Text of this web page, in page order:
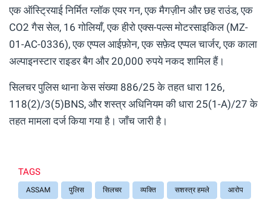
एक ऑस्ट्रियाई निर्मित ग्लॉक एयर गन, एक मैगज़ीन और छह राउंड, एक
CO2 गैस सेल, 16 गोलियाँ, एक हीरो एक्स-पल्स मोटरसाइकिल (MZ-
01-AC-0336), एक एप्पल आईफ़ोन, एक सफ़ेद एप्पल चार्जर, एक काला
अल्पाइनस्टार राइडर बैग और 20,000 रुपये नकद शामिल हैं।
सिलचर पुलिस थाना केस संख्या 886/25 के तहत धारा 126,
118(2)/3(5)BNS, और शस्त्र अधिनियम की धारा 25(1-A)/27 के
तहत मामला दर्ज किया गया है। जाँच जारी है।
TAGS
ASSAM पुलिस सिलचर व्यक्ति सशस्त्र हमले आरोप